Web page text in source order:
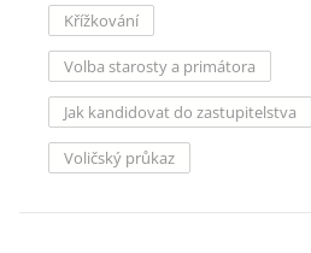
Křížkování
Volba starosty a primátora
Jak kandidovat do zastupitelstva
Voličský průkaz